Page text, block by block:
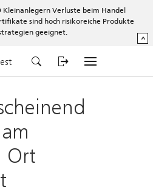
Kleinanlegern Verluste beim Handel
sind hoch risikoreiche Produkte
geeignet.
^
Ort